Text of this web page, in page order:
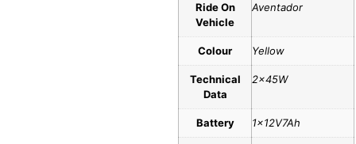
Ride On
Vehicle
Aventador
Colour Yellow
Technical
Data
2x45W
Battery 1x12V7Ah